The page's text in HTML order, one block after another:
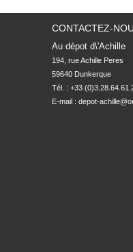
CONTACTEZ-
Au dépot d\'Achille
194, rue Achille Peres
59640 Dunkerque
Tél. : +33
E-mail : depot-